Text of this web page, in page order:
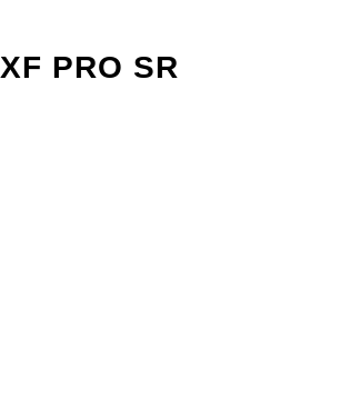
PRO SR